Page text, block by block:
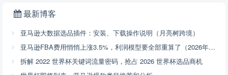
最新博客
亚马逊大数据选品插件：安装、下载操作说明（月亮树跨境）
亚马逊FBA费用悄悄上涨3.5%，利润模型要全部重算了（2026年4月17号已开始执行，附解决方案）
拆解 2022 世界杯关键词流量密码，抢占 2026 世界杯选品商机